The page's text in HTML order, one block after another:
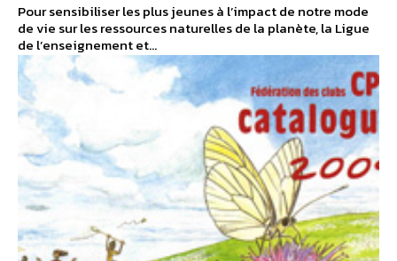
Pour sensibiliser les plus jeunes à l’impact de notre mode
de vie sur les ressources naturelles de la planète, la Ligue
de l’enseignement et...